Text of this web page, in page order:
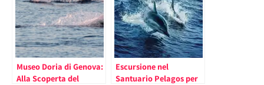
Museo Doria di Genova:
Alla Scoperta del
Escursione nel
Santuario Pelagos per